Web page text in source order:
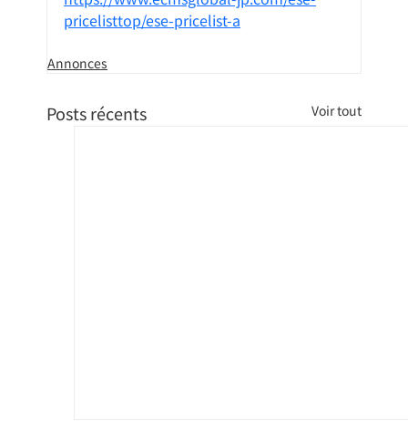
pricelisttop/ese-pricelist-a
Annonces
Posts récents Voir tout